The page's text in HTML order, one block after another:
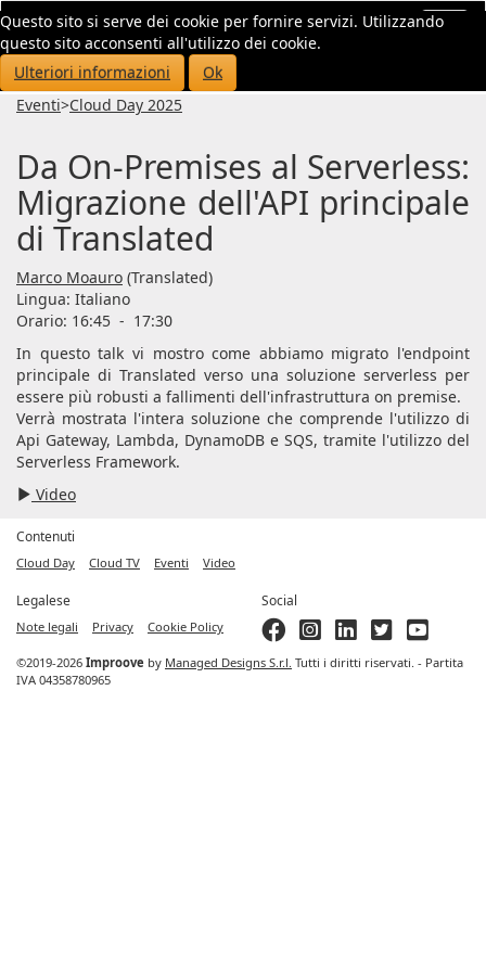
Questo sito si serve dei cookie per fornire servizi. Utilizzando
questo sito acconsenti all'utilizzo dei cookie.
Ulteriori informazioni
Ok
Eventi>Cloud Day 2025
Da On-Premises al Serverless:
Migrazione dell'API principale
di Translated
Marco Moauro (Translated)
Lingua: Italiano
Orario: 16:45 - 17:30
In questo talk vi mostro come abbiamo migrato l'endpoint
principale di Translated verso una soluzione serverless per
essere più robusti a fallimenti dell'infrastruttura on premise.
Verrà mostrata l'intera soluzione che comprende l'utilizzo di
Api Gateway, Lambda, DynamoDB e SQS, tramite l'utilizzo del
Serverless Framework.
Video
Contenuti
Cloud Day Cloud TV Eventi Video
Legalese
Note legali Privacy Cookie Policy
Social
©2019-2026 Improove by Managed Designs S.r.l. Tutti i diritti riservati. - Partita
IVA 04358780965